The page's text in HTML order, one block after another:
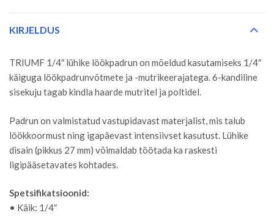
KIRJELDUS
TRIUMF 1/4″ lühike löökpadrun on mõeldud kasutamiseks 1/4″
käiguga löökpadrunvõtmete ja -mutrikeerajatega. 6-kandiline
sisekuju tagab kindla haarde mutritel ja poltidel.
Padrun on valmistatud vastupidavast materjalist, mis talub
löökkoormust ning igapäevast intensiivset kasutust. Lühike
disain (pikkus 27 mm) võimaldab töötada ka raskesti
ligipääsetavates kohtades.
Spetsifikatsioonid:
• Käik: 1/4″